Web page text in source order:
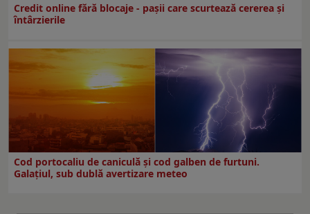
Credit online fără blocaje - pașii care scurtează cererea și
întârzierile
Cod portocaliu de caniculă și cod galben de furtuni.
Galațiul, sub dublă avertizare meteo